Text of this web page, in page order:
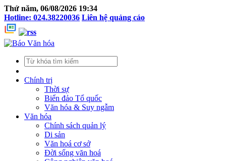
Thứ năm, 06/08/2026 19:34
Hotline: 024.38220036 Liên hệ quảng cáo
Chính trị
Thời sự
Biển đảo Tổ quốc
Văn hóa & Suy ngẫm
Văn hóa
Chính sách quản lý
Di sản
Văn hoá cơ sở
Đời sống văn hoá